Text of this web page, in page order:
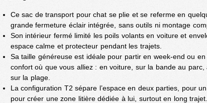
Ce sac de transport pour chat se plie et se referme en
grande fermeture éclair intégrée, sans outils ni montage
Son intérieur fermé limité les poils volants en voiture et
espace calme et protecteur pendant les trajets.
Sa taille généreuse est idéale pour partir en week-end ou
confort où que vous alliez : en voiture, sur la bande au
sur la plage.
La configuration T2 sépare l’espace en deux parties, pour
pour créer une zone litière dédiée à lui, surtout en long trajet.